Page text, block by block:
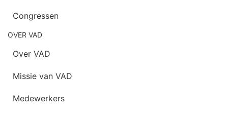
Congressen
OVER VAD
Over VAD
Missie van VAD
Medewerkers